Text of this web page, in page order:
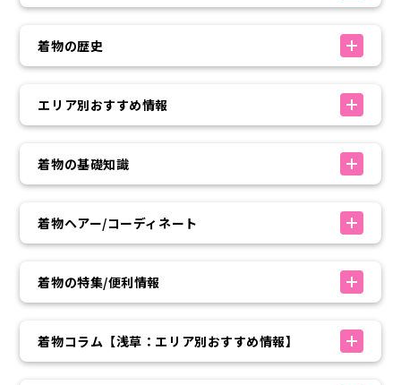
着物の歴史
エリア別おすすめ情報
着物の基礎知識
着物ヘアー/コーディネート
着物の特集/便利情報
着物コラム【浅草：エリア別おすすめ情報】